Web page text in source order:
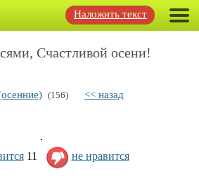
Наложить текст
Счастливой осени!
(156) << назад
11 не нравится